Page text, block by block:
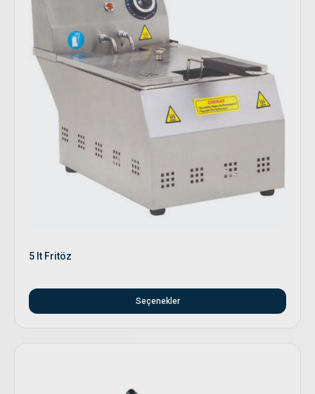
5 lt Fritöz
Seçenekler